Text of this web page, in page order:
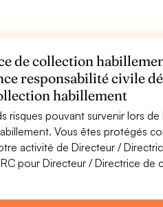
de collection
responsabilité civile
habillement
risques pouvant survenir lors
Vous êtes protégés
activité de Directeur /
pour Directeur / Directrice de